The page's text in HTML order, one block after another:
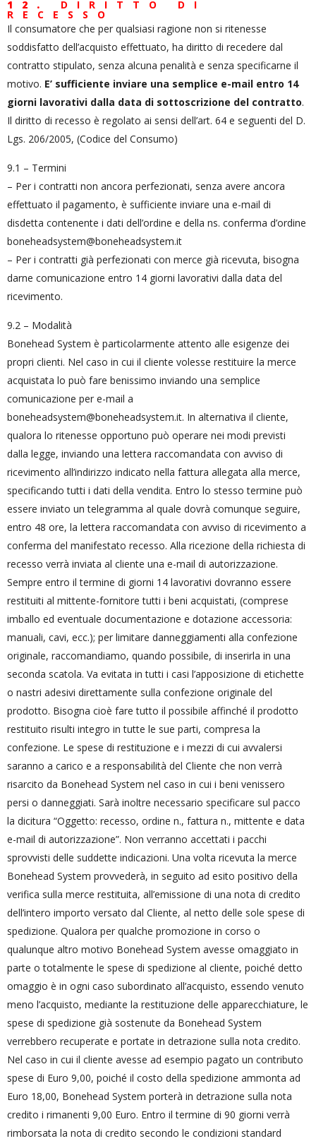
12. DIRITTO DI
RECESSO
Il consumatore che per qualsiasi ragione non si ritenesse
soddisfatto dell’acquisto effettuato, ha diritto di recedere dal
contratto stipulato, senza alcuna penalità e senza specificarne il
motivo. E’ sufficiente inviare una semplice e-mail entro 14
giorni lavorativi dalla data di sottoscrizione del contratto.
Il diritto di recesso è regolato ai sensi dell’art. 64 e seguenti del D.
Lgs. 206/2005, (Codice del Consumo)
9.1 – Termini
– Per i contratti non ancora perfezionati, senza avere ancora
effettuato il pagamento, è sufficiente inviare una e-mail di
disdetta contenente i dati dell’ordine e della ns. conferma d’ordine
boneheadsystem@boneheadsystem.it
– Per i contratti già perfezionati con merce già ricevuta, bisogna
darne comunicazione entro 14 giorni lavorativi dalla data del
ricevimento.
9.2 – Modalità
Bonehead System è particolarmente attento alle esigenze dei
propri clienti. Nel caso in cui il cliente volesse restituire la merce
acquistata lo può fare benissimo inviando una semplice
comunicazione per e-mail a
boneheadsystem@boneheadsystem.it. In alternativa il cliente,
qualora lo ritenesse opportuno può operare nei modi previsti
dalla legge, inviando una lettera raccomandata con avviso di
ricevimento all’indirizzo indicato nella fattura allegata alla merce,
specificando tutti i dati della vendita. Entro lo stesso termine può
essere inviato un telegramma al quale dovrà comunque seguire,
entro 48 ore, la lettera raccomandata con avviso di ricevimento a
conferma del manifestato recesso. Alla ricezione della richiesta di
recesso verrà inviata al cliente una e-mail di autorizzazione.
Sempre entro il termine di giorni 14 lavorativi dovranno essere
restituiti al mittente-fornitore tutti i beni acquistati, (comprese
imballo ed eventuale documentazione e dotazione accessoria:
manuali, cavi, ecc.); per limitare danneggiamenti alla confezione
originale, raccomandiamo, quando possibile, di inserirla in una
seconda scatola. Va evitata in tutti i casi l’apposizione di etichette
o nastri adesivi direttamente sulla confezione originale del
prodotto. Bisogna cioè fare tutto il possibile affinché il prodotto
restituito risulti integro in tutte le sue parti, compresa la
confezione. Le spese di restituzione e i mezzi di cui avvalersi
saranno a carico e a responsabilità del Cliente che non verrà
risarcito da Bonehead System nel caso in cui i beni venissero
persi o danneggiati. Sarà inoltre necessario specificare sul pacco
la dicitura “Oggetto: recesso, ordine n., fattura n., mittente e data
e-mail di autorizzazione”. Non verranno accettati i pacchi
sprovvisti delle suddette indicazioni. Una volta ricevuta la merce
Bonehead System provvederà, in seguito ad esito positivo della
verifica sulla merce restituita, all’emissione di una nota di credito
dell’intero importo versato dal Cliente, al netto delle sole spese di
spedizione. Qualora per qualche promozione in corso o
qualunque altro motivo Bonehead System avesse omaggiato in
parte o totalmente le spese di spedizione al cliente, poiché detto
omaggio è in ogni caso subordinato all’acquisto, essendo venuto
meno l’acquisto, mediante la restituzione delle apparecchiature, le
spese di spedizione già sostenute da Bonehead System
verrebbero recuperate e portate in detrazione sulla nota credito.
Nel caso in cui il cliente avesse ad esempio pagato un contributo
spese di Euro 9,00, poiché il costo della spedizione ammonta ad
Euro 18,00, Bonehead System porterà in detrazione sulla nota
credito i rimanenti 9,00 Euro. Entro il termine di 90 giorni verrà
rimborsata la nota di credito secondo le condizioni standard